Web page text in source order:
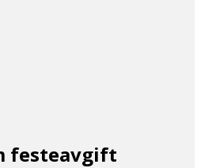
festeavgift